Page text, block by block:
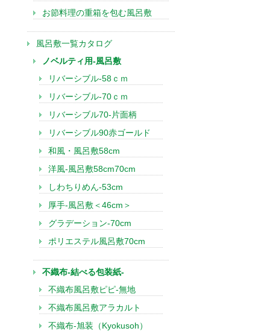
お節料理の重箱を包む風呂敷
風呂敷一覧カタログ
ノベルティ用-風呂敷
リバーシブル-58ｃｍ
リバーシブル-70ｃｍ
リバーシブル70-片面柄
リバーシブル90赤ゴールド
和風・風呂敷58cm
洋風-風呂敷58cm70cm
しわちりめん-53cm
厚手-風呂敷＜46cm＞
グラデーション-70cm
ポリエステル風呂敷70cm
不織布-結べる包装紙-
不織布風呂敷ピピ-無地
不織布風呂敷アラカルト
不織布-旭装（Kyokusoh）